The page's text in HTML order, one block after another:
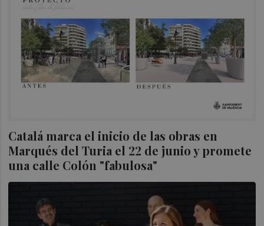
Catalá marca el inicio de las obras en
Marqués del Turia el 22 de junio y promete
una calle Colón "fabulosa"